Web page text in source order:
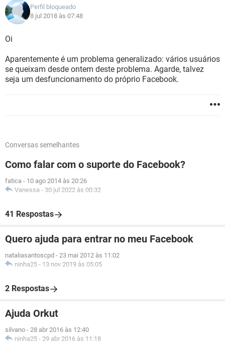
Perfil bloqueado
8 jul 2018 às 07:48
Oi
Aparentemente é um problema generalizado: vários usuários
se queixam desde ontem deste problema. Agarde, talvez
seja um desfuncionamento do próprio Facebook.
Conversas semelhantes
Como falar com o suporte do Facebook?
fatica - 10 ago 2014 às 20:26
Vanessa - 30 jul 2022 às 00:32
41 Respostas
Quero ajuda para entrar no meu Facebook
nataliasantoscpd - 23 mai 2012 às 11:02
ninha25 - 13 nov 2019 às 05:05
2 Respostas
Ajuda Orkut
silvano - 28 abr 2016 às 12:40
ninha25 - 29 abr 2016 às 11:18